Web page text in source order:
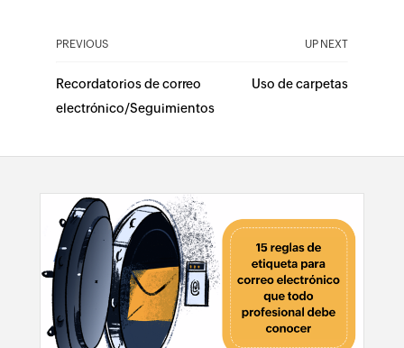
PREVIOUS UP NEXT
Recordatorios de correo
electrónico/Seguimientos
Uso de carpetas